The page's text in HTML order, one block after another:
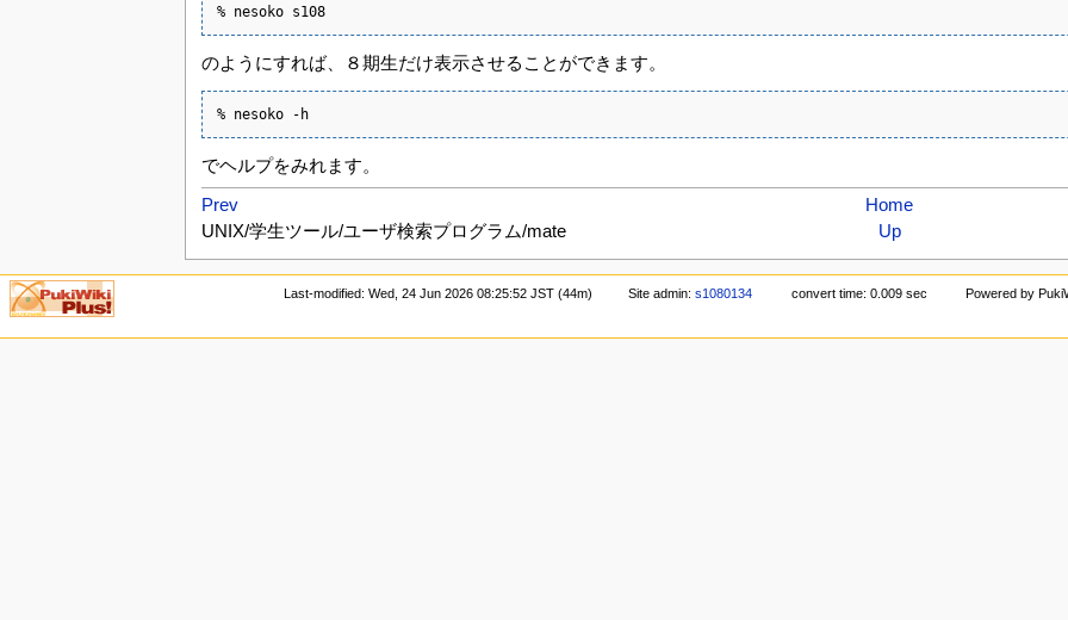
% nesoko s108
のようにすれば、８期生だけ表示させることができます。
% nesoko -h
でヘルプをみれます。
Prev
UNIX/学生ツール/ユーザ検索プログラム/mate
Home
Up
Last-modified: Wed, 24 Jun 2026 08:25:52 JST (44m) Site admin: s1080134 convert time: 0.009 sec Powered by